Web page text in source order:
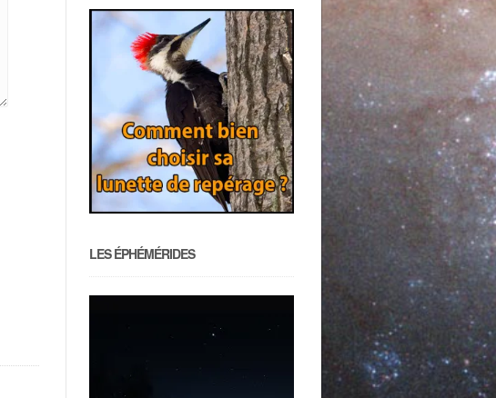
LES ÉPHÉMÉRIDES